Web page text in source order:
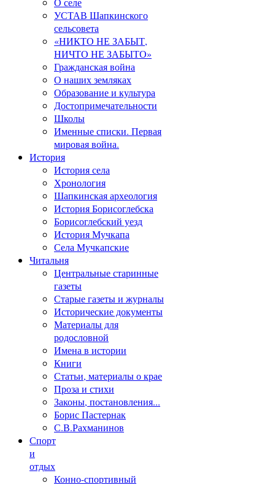
УСТАВ Шапкинского
сельсовета
«НИКТО НЕ ЗАБЫТ,
НИЧТО НЕ ЗАБЫТО»
Гражданская война
О наших земляках
Образование и культура
Достопримечательности
Школы
Именные списки. Первая
мировая война.
История
История села
Хронология
Шапкинская археология
История Борисоглебска
Борисоглебский уезд
История Мучкапа
Села Мучкапские
Читальня
Центральные старинные
газеты
Старые газеты и журналы
Исторические документы
Материалы для
родословной
Имена в истории
Книги
Статьи, материалы о крае
Проза и стихи
Законы, постановления...
Борис Пастернак
С.В.Рахманинов
Спорт
и
отдых
Конно-спортивный